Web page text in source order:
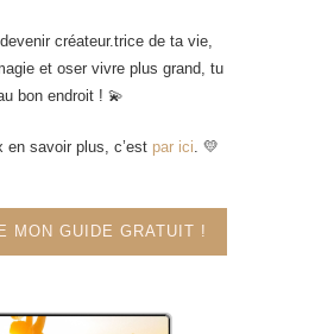
créateur.trice de ta vie,
et oser vivre plus grand, tu
bon endroit ! 💫
savoir plus, c’est par ici. 💛
MON GUIDE GRATUIT !